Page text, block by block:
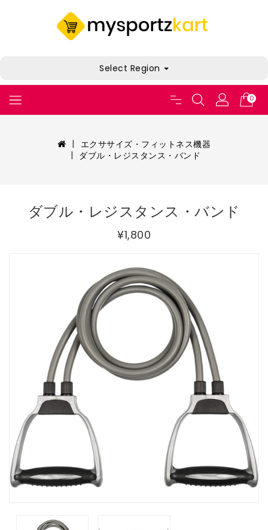
Select Region
0
エクササイズ・フィットネス機器
ダブル・レジスタンス・バンド
ダブル・レジスタンス・バンド
¥1,800